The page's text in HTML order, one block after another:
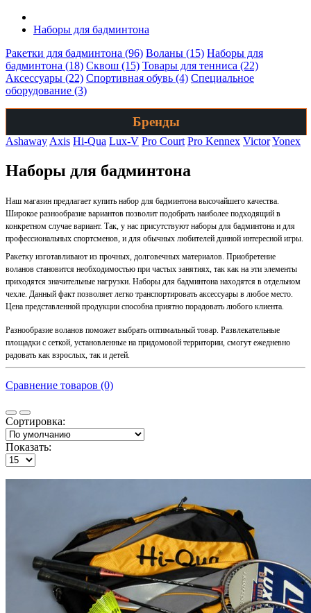
Наборы для бадминтона
Ракетки для бадминтона (96) Воланы (15) Наборы для
бадминтона (18) Сквош (15) Товары для тенниса (22)
Аксессуары (22) Спортивная обувь (4) Специальное
оборудование (3)
Бренды
Ashaway Axis Hi-Qua Lux-V Pro Court Pro Kennex VictorYonex
Наборы для бадминтона
Наш магазин предлагает купить набор для бадминтона высочайшего качества.
Широкое разнообразие вариантов позволит подобрать наиболее подходящий в
конкретном случае вариант. Так, у нас присутствуют наборы для бадминтона и для
профессиональных спортсменов, и для обычных любителей данной интересной игры.
Ракетку изготавливают из прочных, долговечных материалов. Приобретение
воланов становится необходимостью при частых занятиях, так как на эти элементы
приходятся значительные нагрузки. Наборы для бадминтона находятся в отдельном
чехле. Данный факт позволяет легко транспортировать аксессуары в любое место.
Цена представленной продукции способна приятно порадовать любого клиента.
Разнообразие воланов поможет выбрать оптимальный товар. Развлекательные
площадки с сеткой, установленные на придомовой территории, смогут ежедневно
радовать как взрослых, так и детей.
Сравнение товаров (0)
Сортировка:
Показать: